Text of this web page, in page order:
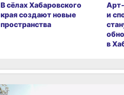
В сёлах Хабаровского
края создают новые
пространства
и
в